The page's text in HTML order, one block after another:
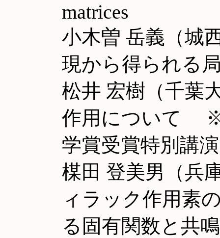
matrices
小木曽 岳義（城
現から得られる
松井 宏樹（千葉
作用について
学賞受賞特別講演
楳田 登美男（兵
ィラック作用素
る固有関数と共